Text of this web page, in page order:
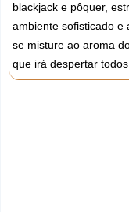
blackjack e pôquer,
ambiente sofisticado e
se misture ao aroma
que irá despertar